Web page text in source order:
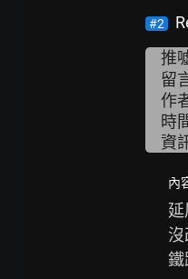
#2
推
留
作
時
資
內
鐵